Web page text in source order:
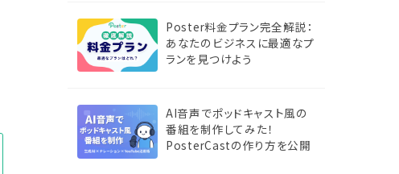
Poster料金プラン完全解説：
あなたのビジネスに最適なプ
ランを見つけよう
AI音声でポッドキャスト風の
番組を制作してみた！
PosterCastの作り方を公開